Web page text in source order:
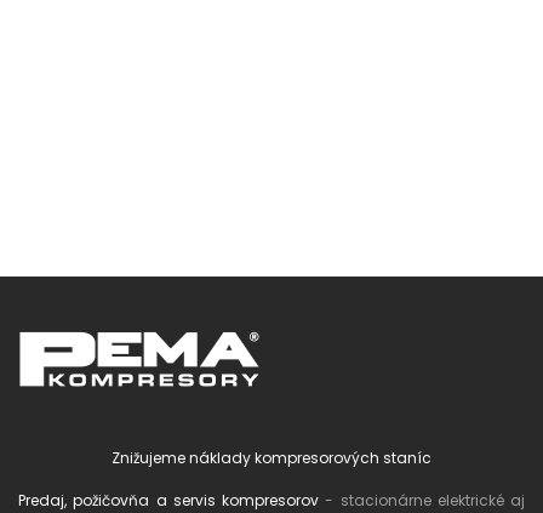
Znižujeme náklady kompresorových staníc
Predaj, požičovňa a servis kompresorov - stacionárne elektrické aj